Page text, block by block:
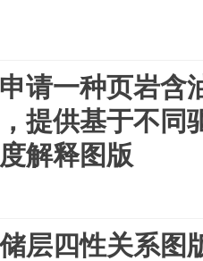
请一种页岩含
提供基于不同
解释图版
层四性关系图